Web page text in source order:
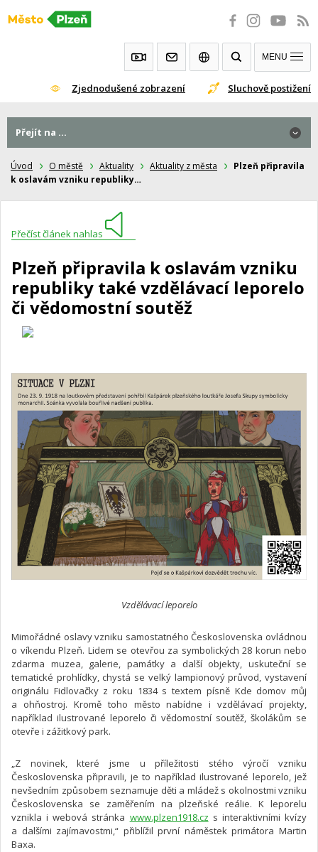
Přeskočit
Zjednodušené zobrazení Sluchově postižení
MENU
Úvod O městě Aktuality Aktuality z města
Plzeň připravila
k oslavám vzniku republiky…
Přečíst článek nahlas
Plzeň připravila k oslavám vzniku
republiky také vzdělávací leporelo
či vědomostní soutěž
Vzdělávací leporelo
Mimořádné oslavy vzniku samostatného Československa ovládnou
o víkendu Plzeň. Lidem se otevřou za symbolických 28 korun nebo
zdarma muzea, galerie, památky a další objekty, uskuteční se
tematické prohlídky, chystá se velký lampionový průvod, vystavení
originálu Fidlovačky z roku 1834 s textem písně Kde domov můj
a ohňostroj. Kromě toho město nabídne i vzdělávací projekty,
například ilustrované leporelo či vědomostní soutěž, školákům se
otevře i zážitkový park.
„Z novinek, které jsme u příležitosti stého výročí vzniku
Československa připravili, je to například ilustrované leporelo, jež
nevšedním způsobem seznamuje děti a mládež s okolnostmi vzniku
Československa se zaměřením na plzeňské reálie. K leporelu
vznikla i webová stránka www.plzen1918.cz s interaktivními kvízy
a dalšími zajímavostmi,“ přiblížil první náměstek primátora Martin
Baxa.
Přejít na ...